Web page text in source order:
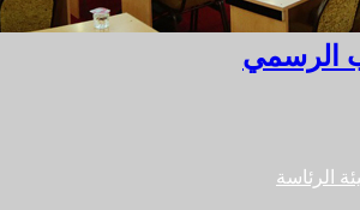
الرسمي
الرئاسة